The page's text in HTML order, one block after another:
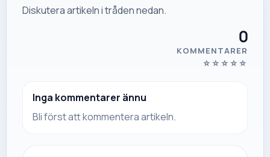
Diskutera artikeln i tråden nedan.
0
KOMMENTARER
☆ ☆ ☆ ☆ ☆
Inga kommentarer ännu
Bli först att kommentera artikeln.